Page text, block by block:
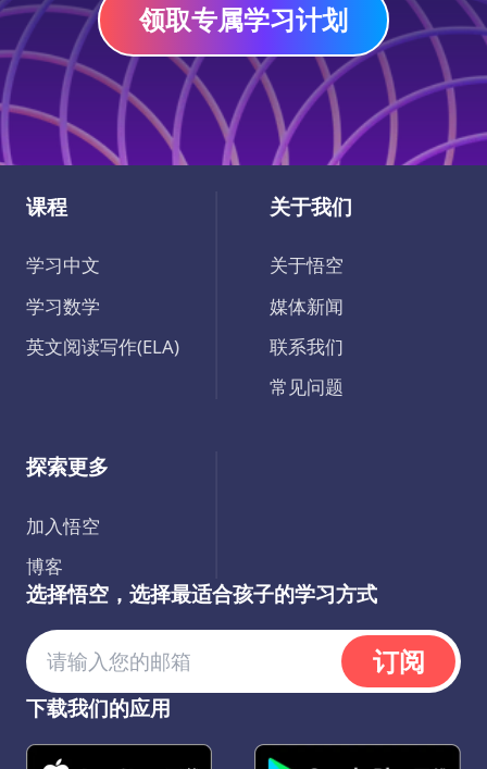
领取专属学习计划
课程
学习中文
学习数学
英文阅读写作(ELA)
关于我们
关于悟空
媒体新闻
联系我们
常见问题
探索更多
加入悟空
博客
选择悟空，选择最适合孩子的学习方式
订阅
下载我们的应用